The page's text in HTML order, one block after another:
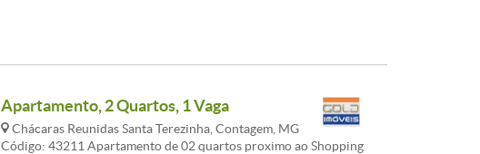
Apartamento, 2 Quartos, 1 Vaga
Chácaras Reunidas Santa Terezinha, Contagem, MG
Código: 43211 Apartamento de 02 quartos proximo ao Shopping